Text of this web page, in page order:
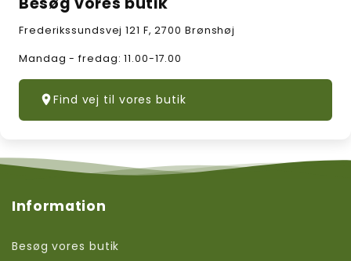
Frederikssundsvej 121 F, 2700 Brønshøj
Mandag - fredag: 11.00-17.00
Find vej til vores butik
Information
Besøg vores butik